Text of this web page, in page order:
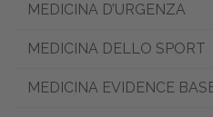
MEDICINA D’URGENZA
MEDICINA DELLO SPORT
MEDICINA EVIDENCE